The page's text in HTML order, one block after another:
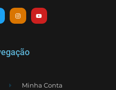
Minha Conta